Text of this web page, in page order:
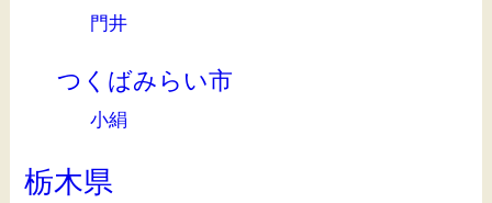
門井
つくばみらい市
小絹
栃木県